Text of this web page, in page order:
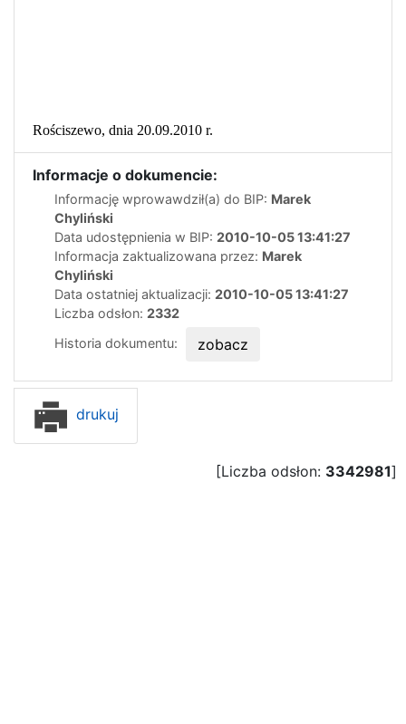
Rościszewo, dnia 20.09.2010 r.
Informacje o dokumencie:
Informację wprowawdził(a) do BIP: Marek
Chyliński
Data udostępnienia w BIP: 2010-10-05 13:41:27
Informacja zaktualizowana przez: Marek
Chyliński
Data ostatniej aktualizacji: 2010-10-05 13:41:27
Liczba odsłon: 2332
Historia dokumentu:
zobacz
drukuj
[Liczba odsłon: 3342981]